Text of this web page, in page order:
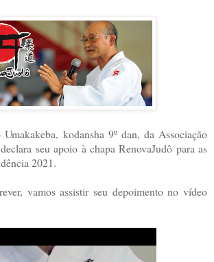
kodansha 9º dan, da Associação
seu apoio à chapa RenovaJudô para as
2021.
vamos assistir seu depoimento no vídeo